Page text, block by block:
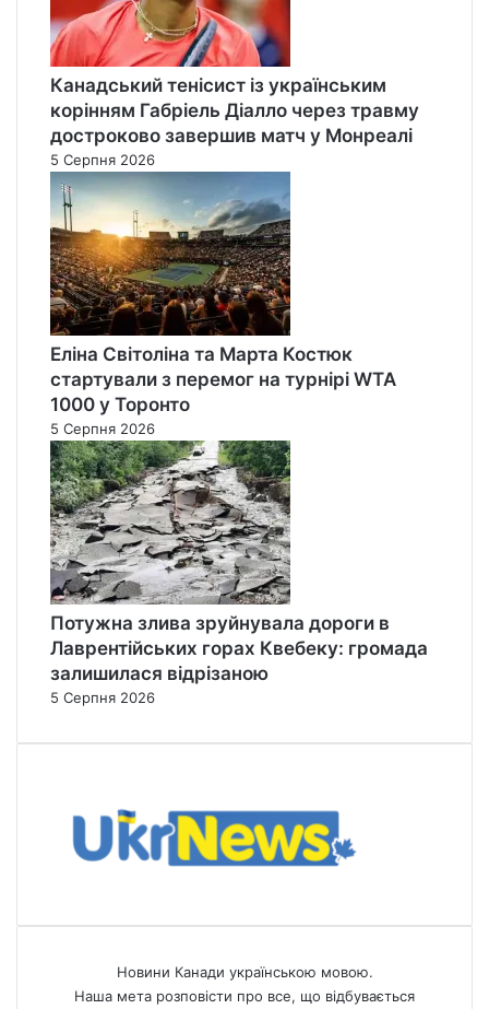
Канадський тенісист із українським
корінням Габріель Діалло через травму
достроково завершив матч у Монреалі
5 Серпня 2026
Еліна Світоліна та Марта Костюк
стартували з перемог на турнірі WTA
1000 у Торонто
5 Серпня 2026
Потужна злива зруйнувала дороги в
Лаврентійських горах Квебеку: громада
залишилася відрізаною
5 Серпня 2026
Новини Канади українською мовою.
Наша мета розповісти про все, що відбувається